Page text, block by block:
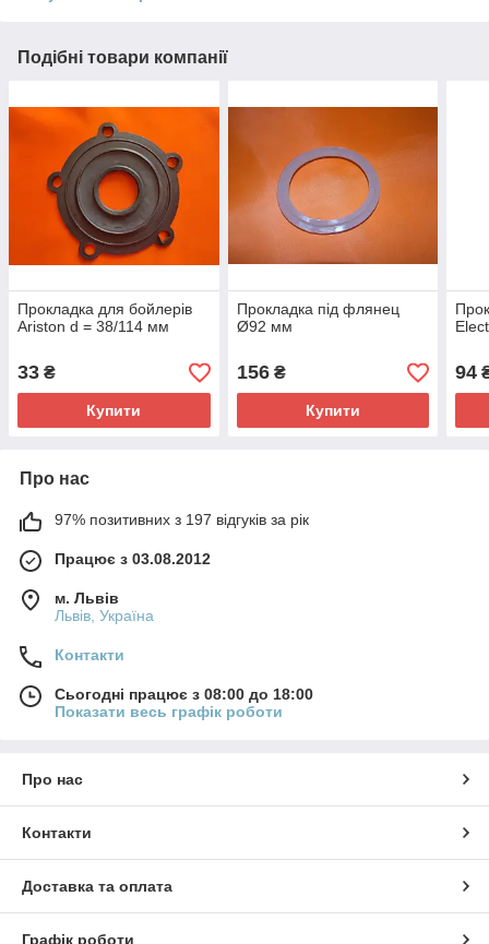
Подібні товари компанії
Прокладка для бойлерів
Ariston d = 38/114 мм
33 ₴
Купити
Прокладка під флянец
Ø92 мм
156₴
Купити
94
Про нас
97% позитивних з 197 відгуків за рік
Працює з 03.08.2012
м. Львів
Львів, Україна
Контакти
Сьогодні працює з 08:00 до 18:00
Показати весь графік роботи
Про нас
Контакти
Доставка та оплата
Графік роботи